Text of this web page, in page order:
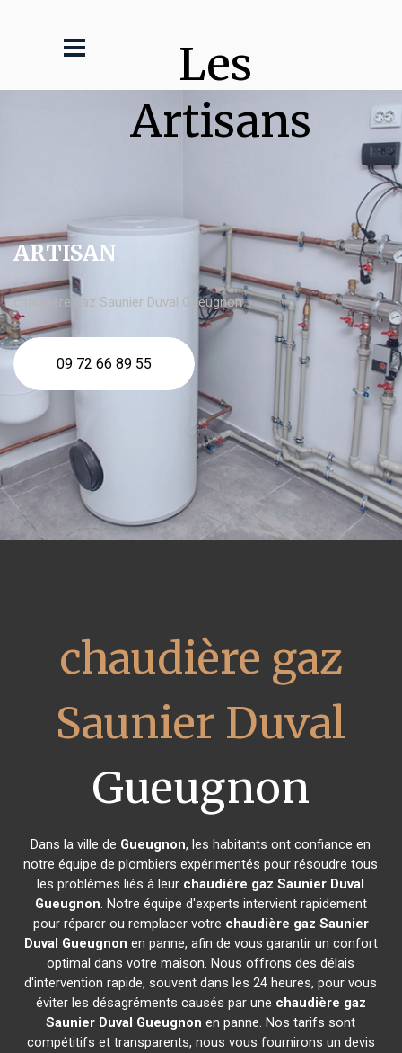
Les
Artisans
ARTISAN
chaudière gaz Saunier Duval Gueugnon
09 72 66 89 55
chaudière gaz
Saunier Duval
Gueugnon
Dans la ville de Gueugnon, les habitants ont confiance en
notre équipe de plombiers expérimentés pour résoudre tous
les problèmes liés à leur chaudière gaz Saunier Duval
Gueugnon. Notre équipe d'experts intervient rapidement
pour réparer ou remplacer votre chaudière gaz Saunier
Duval Gueugnon en panne, afin de vous garantir un confort
optimal dans votre maison. Nous offrons des délais
d'intervention rapide, souvent dans les 24 heures, pour vous
éviter les désagréments causés par une chaudière gaz
Saunier Duval Gueugnon en panne. Nos tarifs sont
compétitifs et transparents, nous vous fournirons un devis